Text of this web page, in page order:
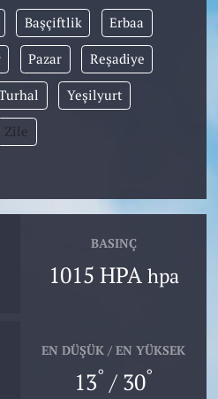
Başçiftlik Erbaa
Pazar Reşadiye
Yeşilyurt
Zile
BASINÇ
1015 HPA hpa
EN DÜŞÜK / EN YÜKSEK
13° / 30°